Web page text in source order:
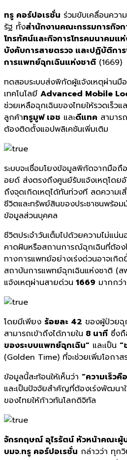
ทรู คอร์ปอเรชั่น ร่วมขับเคลื่อนคว
รัฐ ทั้งสำนักงานคณะกรรมการกิจก
โทรทัศน์และกิจการโทรคมนาคมแ
บังคับการสายตรวจ และปฏิบัติกา
การแพทย์ฉุกเฉินแห่งชาติ (1669)
ทดสอบระบบส่งพิกัดผู้แจ้งเหตุผ่านมื
เทคโนโลยี Advanced Mobile
ช่วยเหลือฉุกเฉินของไทยให้รวดเร็ว
ลูกค้าทรูมูฟ เอช และดีแทค สามาร
ต้องติดตั้งแอปพลิเคชันเพิ่มเติม
ระบบจะเชื่อมโยงข้อมูลพิกัดจากมือ
อยด์ ส่งตรงถึงศูนย์รับแจ้งเหตุโดยอั
ถึงจุดเกิดเหตุได้ทันท่วงที ลดความ
ชีวิตและทรัพย์สินของประชาชนพร้อม
ข้อมูลส่วนบุคคล
ชีวิตประจำวันเต็มไปด้วยความไม่แน่
คาดฝันหรือสถานการณ์ฉุกเฉินที่ต้อง
ทางการแพทย์อย่างเร่งด่วนอาจเกิ
สถาบันการแพทย์ฉุกเฉินแห่งชาติ (
แจ้งเหตุผ่านสายด่วน 1669 มากกว่า
โดยมีเพียง ร้อยละ 42 ของผู้ป่วยฉุ
สามารถเข้าถึงได้ภายใน 8 นาที ซึ่งถื
ของระบบแพทย์ฉุกเฉิน” และเป็น “
(Golden Time) ที่จะช่วยเพิ่มโอกา
ข้อมูลนี้สะท้อนให้เห็นว่า “ความเร็วคื
และเป็นปัจจัยสำคัญที่ต้องเร่งพัฒนา
ของไทยให้ก้าวทันโลกดิจิทัล
จักรกฤษณ์ อุไรรัตน์ หัวหน้าคณะผู้
บมจ.ทรู คอร์ปอเรชั่น กล่าวว่า ทุก